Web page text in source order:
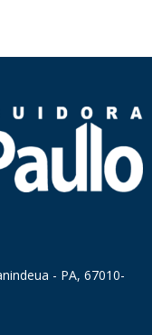
- PA, 67010-